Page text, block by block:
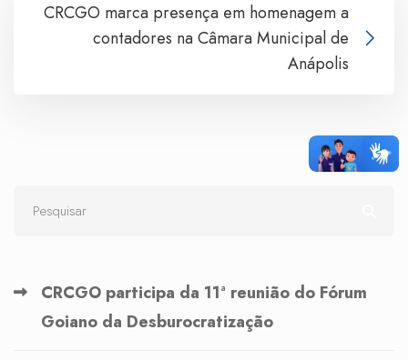
CRCGO marca presença em homenagem a
contadores na Câmara Municipal de
Anápolis
CRCGO participa da 11ª reunião do Fórum
Goiano da Desburocratização